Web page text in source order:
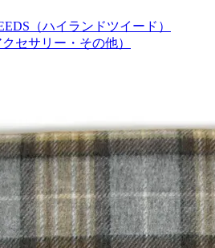
（ハイランドツイード）
セサリー・その他）